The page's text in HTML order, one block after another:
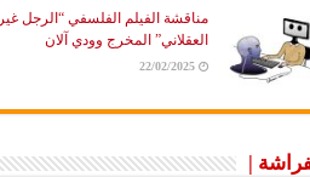
مناقشة الفيلم الفلسفي “الرجل غير
العقلاني” المخرج وودي آلان
22/02/2025
|